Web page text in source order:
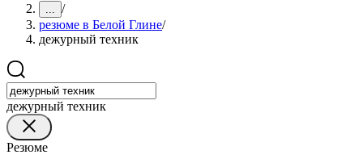
... /
резюме в Белой Глине/
дежурный техник
дежурный техник
Резюме